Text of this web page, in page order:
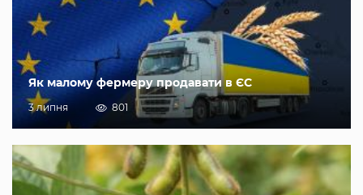
Як малому фермеру продавати в ЄС
3 липня 801